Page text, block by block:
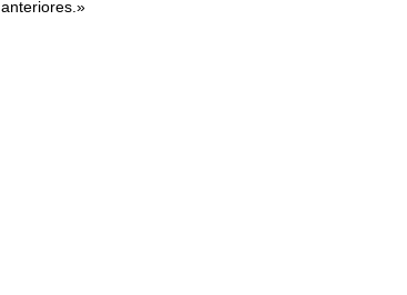
anteriores.»